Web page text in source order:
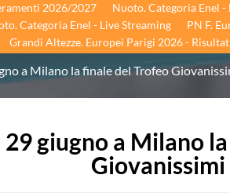
2026/2027
Nuoto. Categoria Enel
Categoria Enel - Live Streaming PN F.
Grandi Altezze. Europei Parigi 2026 -
a Milano la finale del Trofeo
29 giugno a Milano